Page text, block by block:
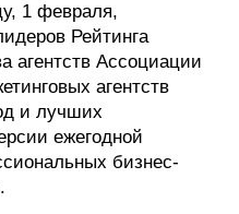
1 февраля,
Рейтинга
агентств Ассоциации
агентств
и лучших
ежегодной
бизнес-
И